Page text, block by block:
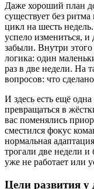
Даже хороший план
существует без
цикл на шесть
успело измениться,
забыли. Внутри
логика: один
раз в две недели. На
вопросов: что
И здесь есть ещё
превращаться в
вас поменялись
сместился фокус
нормальная
трогали две недели
уже не работает или
Цели развития у